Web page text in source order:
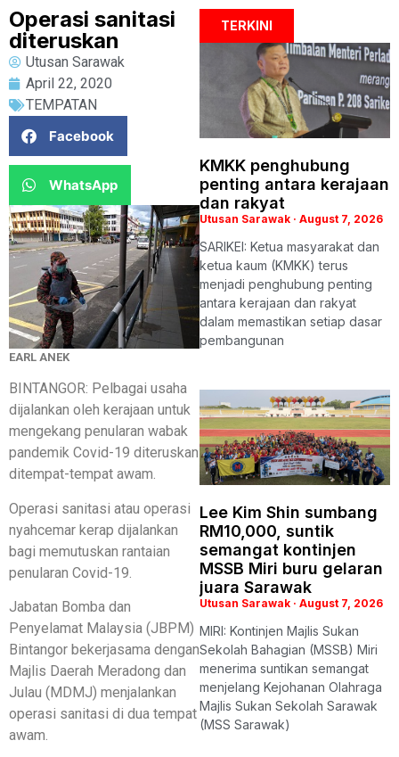
Operasi sanitasi
diteruskan
Utusan Sarawak
April 22, 2020
TEMPATAN
Facebook
WhatsApp
EARL ANEK
BINTANGOR: Pelbagai usaha
dijalankan oleh kerajaan untuk
mengekang penularan wabak
pandemik Covid-19 diteruskan
ditempat-tempat awam.
Operasi sanitasi atau operasi
nyahcemar kerap dijalankan
bagi memutuskan rantaian
penularan Covid-19.
Jabatan Bomba dan
Penyelamat Malaysia (JBPM)
Bintangor bekerjasama dengan
Majlis Daerah Meradong dan
Julau (MDMJ) menjalankan
operasi sanitasi di dua tempat
awam.
TERKINI
KMKK penghubung
penting antara kerajaan
dan rakyat
Utusan Sarawak August 7, 2026
SARIKEI: Ketua masyarakat dan
ketua kaum (KMKK) terus
menjadi penghubung penting
antara kerajaan dan rakyat
dalam memastikan setiap dasar
pembangunan
Lee Kim Shin sumbang
RM10,000, suntik
semangat kontinjen
MSSB Miri buru gelaran
juara Sarawak
Utusan Sarawak August 7, 2026
MIRI: Kontinjen Majlis Sukan
Sekolah Bahagian (MSSB) Miri
menerima suntikan semangat
menjelang Kejohanan Olahraga
Majlis Sukan Sekolah Sarawak
(MSS Sarawak)